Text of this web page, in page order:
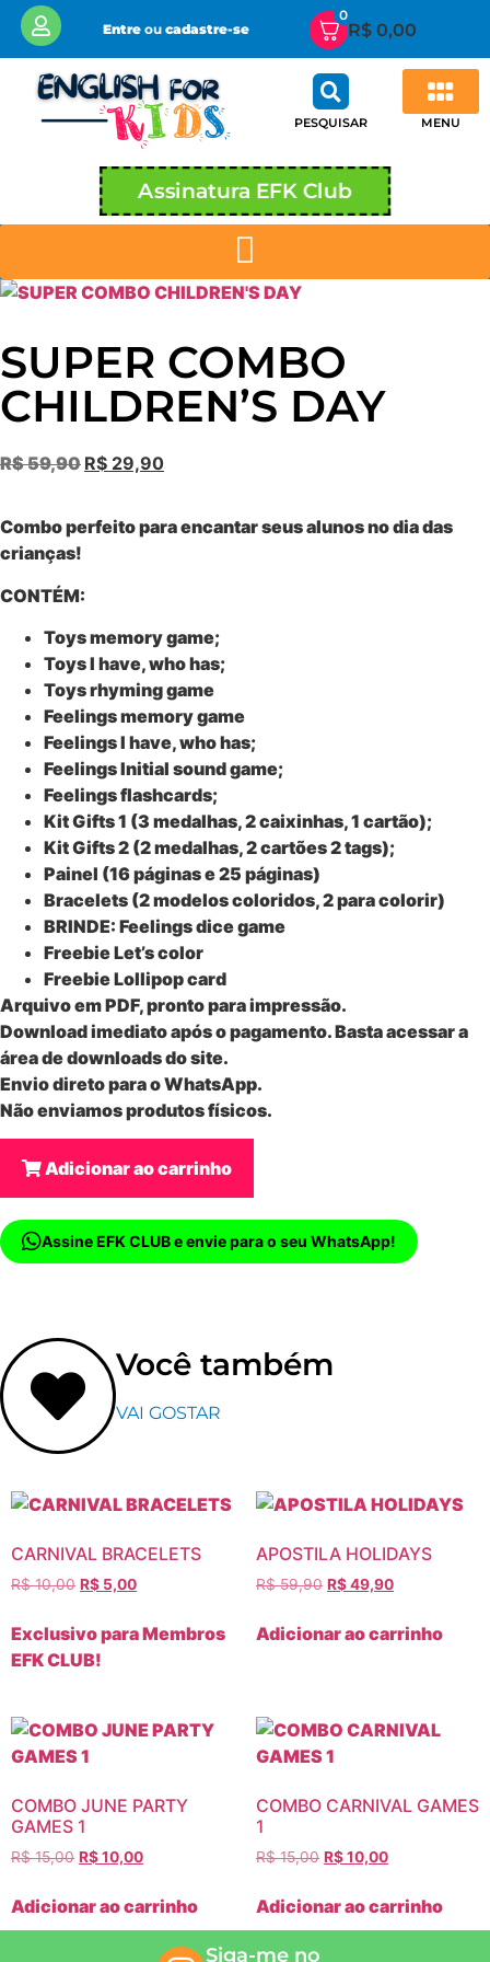
Entreou cadastre-se
0
R$ 0,00
PESQUISAR MENU
Assinatura EFK Club
SUPER COMBO
CHILDREN’S DAY
R$59,90 R$ 29,90
Combo perfeito para encantar seus alunos no dia das
crianças!
CONTÉM:
Toys memory game;
Toys I have, who has;
Toys rhyming game
Feelings memory game
Feelings I have, who has;
Feelings Initial sound game;
Feelings flashcards;
Kit Gifts 1 (3 medalhas, 2 caixinhas, 1 cartão);
Kit Gifts 2 (2 medalhas, 2 cartões 2 tags);
Painel (16 páginas e 25 páginas)
Bracelets (2 modelos coloridos, 2 para colorir)
BRINDE: Feelings dice game
Freebie Let’s color
Freebie Lollipop card
Arquivo em PDF, pronto para impressão.
Download imediato após o pagamento. Basta acessar a
área de downloads do site.
Envio direto para o WhatsApp.
Não enviamos produtos físicos.
Adicionar ao carrinho
Assine EFK CLUB e envie para o seu WhatsApp!
Você também
VAI GOSTAR
CARNIVAL BRACELETS
R$10,00 R$ 5,00
Exclusivo para Membros
EFK CLUB!
APOSTILA HOLIDAYS
R$59,90 R$49,90
Adicionar ao carrinho
COMBO JUNE PARTY
GAMES 1
R$15,00 R$10,00
Adicionar ao carrinho
COMBO CARNIVAL GAMES
1
R$15,00 R$10,00
Adicionar ao carrinho
Siga-me no